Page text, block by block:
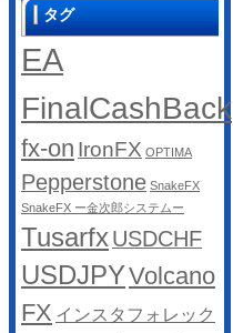
タグ
EA
FinalCashBack
fx-on IronFX OPTIMA
Pepperstone SnakeFX
SnakeFX ー金次郎システムー
TusarfxUSDCHF
USDJPYVolcano
FX インスタフォレック